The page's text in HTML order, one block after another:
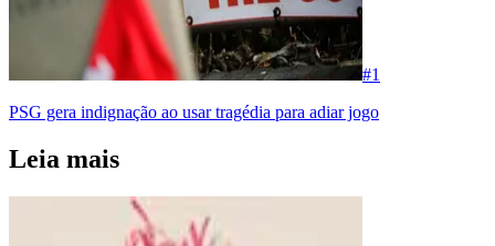
#1
PSG gera indignação ao usar tragédia para adiar jogo
Leia mais